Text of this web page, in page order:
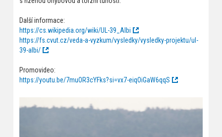
Další informace:
https://cs.wikipedia.org/wiki/UL-39_Albi
https://fs.cvut.cz/veda-a-vyzkum/vysledky/vysledky-projektu/ul-
39-albi/
Promovideo:
https://youtu.be/7muOR3cYFks?si=vx7-eiqOiGaW6qqS